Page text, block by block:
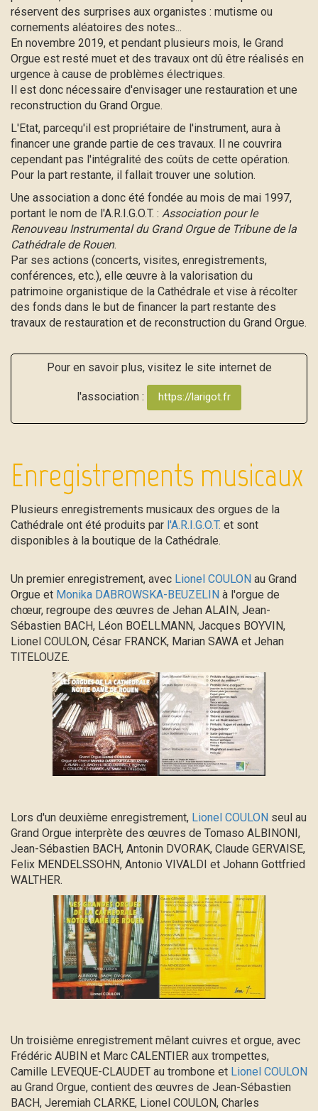
réservent des surprises aux organistes : mutisme ou
cornements aléatoires des notes...
En novembre 2019, et pendant plusieurs mois, le Grand
Orgue est resté muet et des travaux ont dû être réalisés en
urgence à cause de problèmes électriques.
Il est donc nécessaire d'envisager une restauration et une
reconstruction du Grand Orgue.
L'Etat, parcequ'il est propriétaire de l'instrument, aura à
financer une grande partie de ces travaux. Il ne couvrira
cependant pas l'intégralité des coûts de cette opération.
Pour la part restante, il fallait trouver une solution.
Une association a donc été fondée au mois de mai 1997,
portant le nom de l'A.R.I.G.O.T. : Association pour le
Renouveau Instrumental du Grand Orgue de Tribune de la
Cathédrale de Rouen.
Par ses actions (concerts, visites, enregistrements,
conférences, etc.), elle œuvre à la valorisation du
patrimoine organistique de la Cathédrale et vise à récolter
des fonds dans le but de financer la part restante des
travaux de restauration et de reconstruction du Grand Orgue.
Pour en savoir plus, visitez le site internet de
l'association : https://larigot.fr
Enregistrements musicaux
Plusieurs enregistrements musicaux des orgues de la
Cathédrale ont été produits par l'A.R.I.G.O.T. et sont
disponibles à la boutique de la Cathédrale.
Un premier enregistrement, avec Lionel COULON au Grand
Orgue et Monika DABROWSKA-BEUZELIN à l'orgue de
chœur, regroupe des œuvres de Jehan ALAIN, Jean-
Sébastien BACH, Léon BOËLLMANN, Jacques BOYVIN,
Lionel COULON, César FRANCK, Marian SAWA et Jehan
TITELOUZE.
Lors d'un deuxième enregistrement, Lionel COULON seul au
Grand Orgue interprète des œuvres de Tomaso ALBINONI,
Jean-Sébastien BACH, Antonin DVORAK, Claude GERVAISE,
Felix MENDELSSOHN, Antonio VIVALDI et Johann Gottfried
WALTHER.
Un troisième enregistrement mêlant cuivres et orgue, avec
Frédéric AUBIN et Marc CALENTIER aux trompettes,
Camille LEVEQUE-CLAUDET au trombone et Lionel COULON
au Grand Orgue, contient des œuvres de Jean-Sébastien
BACH, Jeremiah CLARKE, Lionel COULON, Charles